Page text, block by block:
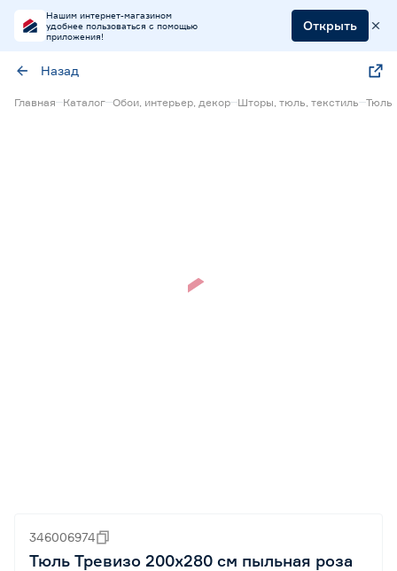
Нашим интернет-магазином
удобнее пользоваться с помощью
приложения!
Открыть
Назад
Главная Каталог Обои, интерьер, декор Шторы, тюль, текстиль Тюль
346006974
Тюль Тревизо 200х280 см пыльная роза